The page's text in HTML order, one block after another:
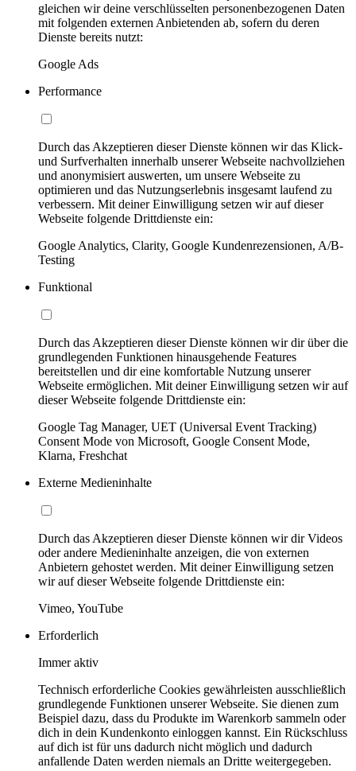
gleichen wir deine verschlüsselten personenbezogenen Daten
mit folgenden externen Anbietenden ab, sofern du deren
Dienste bereits nutzt:
Google Ads
Performance
Durch das Akzeptieren dieser Dienste können wir das Klick-
und Surfverhalten innerhalb unserer Webseite nachvollziehen
und anonymisiert auswerten, um unsere Webseite zu
optimieren und das Nutzungserlebnis insgesamt laufend zu
verbessern. Mit deiner Einwilligung setzen wir auf dieser
Webseite folgende Drittdienste ein:
Google Analytics, Clarity, Google Kundenrezensionen, A/B-
Testing
Funktional
Durch das Akzeptieren dieser Dienste können wir dir über die
grundlegenden Funktionen hinausgehende Features
bereitstellen und dir eine komfortable Nutzung unserer
Webseite ermöglichen. Mit deiner Einwilligung setzen wir auf
dieser Webseite folgende Drittdienste ein:
Google Tag Manager, UET (Universal Event Tracking)
Consent Mode von Microsoft, Google Consent Mode,
Klarna, Freshchat
Externe Medieninhalte
Durch das Akzeptieren dieser Dienste können wir dir Videos
oder andere Medieninhalte anzeigen, die von externen
Anbietern gehostet werden. Mit deiner Einwilligung setzen
wir auf dieser Webseite folgende Drittdienste ein:
Vimeo, YouTube
Erforderlich
Immer aktiv
Technisch erforderliche Cookies gewährleisten ausschließlich
grundlegende Funktionen unserer Webseite. Sie dienen zum
Beispiel dazu, dass du Produkte im Warenkorb sammeln oder
dich in dein Kundenkonto einloggen kannst. Ein Rückschluss
auf dich ist für uns dadurch nicht möglich und dadurch
anfallende Daten werden niemals an Dritte weitergegeben.